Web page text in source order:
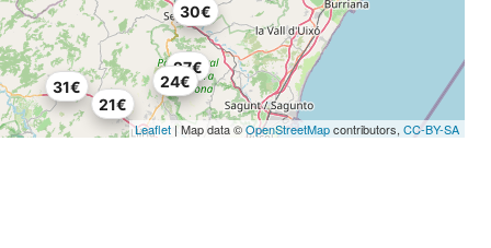
21€
24€
27€
30€
31€
Leaflet | Map data ©OpenStreetMapcontributors, CC-BY-SA